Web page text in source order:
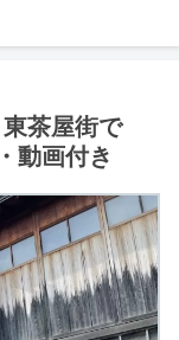
茶屋街で
動画付き